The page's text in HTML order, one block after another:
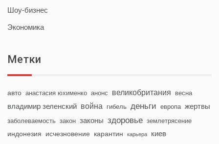
Шоу-бизнес
Экономика
Метки
авто анастасия юхименко анонс великобритания весна
владимир зеленский война гибель деньги европа жертвы
заболеваемость закон законы здоровье землетрясение
индонезия исчезновение карантин карьера киев